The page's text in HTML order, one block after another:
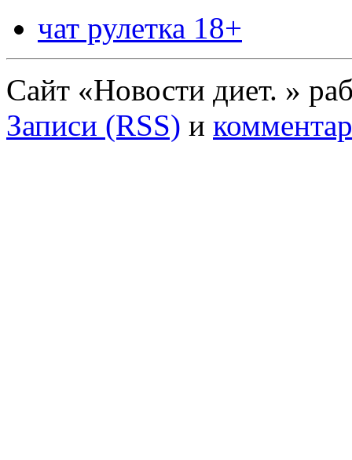
чат рулетка 18+
Сайт «Новости диет. »
Записи (RSS) и